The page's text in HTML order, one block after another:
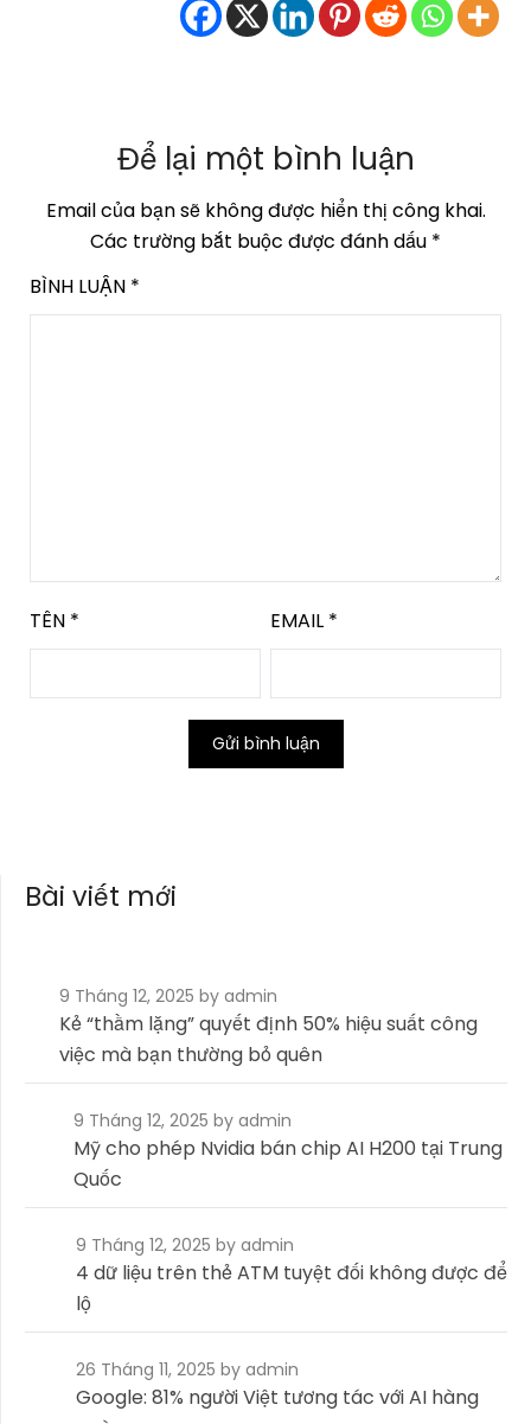
Để lại một bình luận
Email của bạn sẽ không được hiển thị công khai.
Các trường bắt buộc được đánh dấu *
BÌNH LUẬN *
TÊN * EMAIL *
Bài viết mới
9 Tháng 12, 2025by admin
Kẻ “thầm lặng” quyết định 50% hiệu suất công
việc mà bạn thường bỏ quên
9 Tháng 12, 2025 by admin
Mỹ cho phép Nvidia bán chip AI H200 tại Trung
Quốc
9 Tháng 12, 2025 by admin
4 dữ liệu trên thẻ ATM tuyệt đối không được để
lộ
26 Tháng 11, 2025 by admin
Google: 81% người Việt tương tác với AI hàng